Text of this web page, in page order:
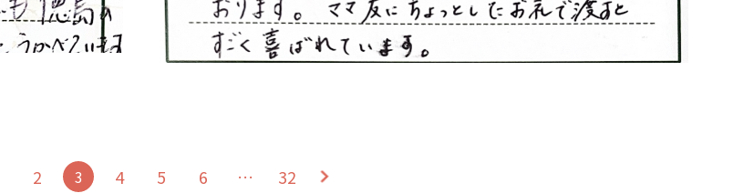
2 3 4 5 6 … 32